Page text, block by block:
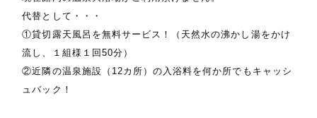
代替として・・・
①貸切露天風呂を無料サービス！（天然水の沸かし湯をかけ
流し、１組様１回50分）
②近隣の温泉施設（12カ所）の入浴料を何か所でもキャッシ
ュバック！